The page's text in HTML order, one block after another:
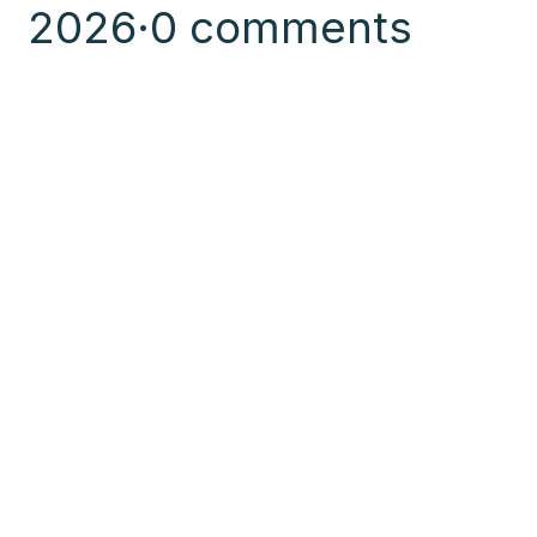
2026·0 comments